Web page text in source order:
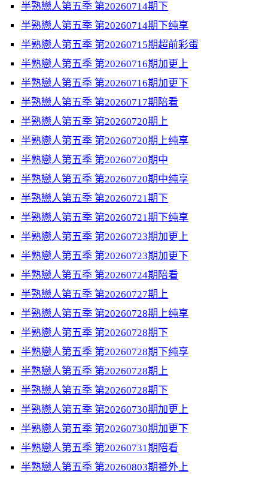
半熟戀人第五季 第20260714期下
半熟戀人第五季 第20260714期下纯享
半熟戀人第五季 第20260715期超前彩蛋
半熟戀人第五季 第20260716期加更上
半熟戀人第五季 第20260716期加更下
半熟戀人第五季 第20260717期陪看
半熟戀人第五季 第20260720期上
半熟戀人第五季 第20260720期上纯享
半熟戀人第五季 第20260720期中
半熟戀人第五季 第20260720期中纯享
半熟戀人第五季 第20260721期下
半熟戀人第五季 第20260721期下纯享
半熟戀人第五季 第20260723期加更上
半熟戀人第五季 第20260723期加更下
半熟戀人第五季 第20260724期陪看
半熟戀人第五季 第20260727期上
半熟戀人第五季 第20260728期上纯享
半熟戀人第五季 第20260728期下
半熟戀人第五季 第20260728期下纯享
半熟戀人第五季 第20260728期上
半熟戀人第五季 第20260728期下
半熟戀人第五季 第20260730期加更上
半熟戀人第五季 第20260730期加更下
半熟戀人第五季 第20260731期陪看
半熟戀人第五季 第20260803期番外上